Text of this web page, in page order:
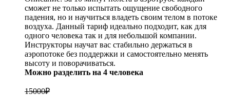
сможет не только испытать ощущение свободного
падения, но и научиться владеть своим телом в потоке
воздуха. Данный тариф идеально подходит, как для
одного человека так и для небольшой компании.
Инструкторы научат вас стабильно держаться в
аэропотоке без поддержки и самостоятельно менять
высоту и поворачиваться.
Можно разделить на 4 человека
15000₽